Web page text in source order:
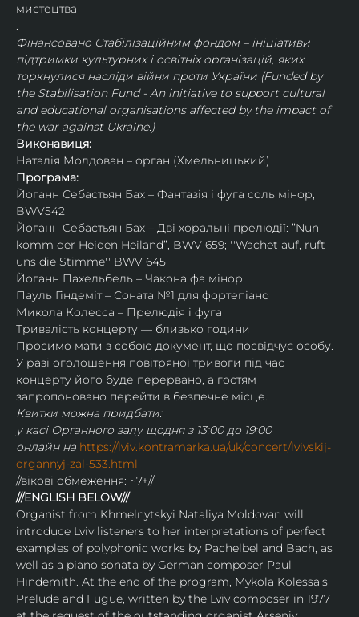
мистецтва
.
Фінансовано Стабілізаційним фондом – ініціативи
підтримки культурних і освітніх організацій, яких
торкнулися насліди війни проти України (Funded by
the Stabilisation Fund - An initiative to support cultural
and educational organisations affected by the impact of
the war against Ukraine.)
Виконавиця:
Наталія Молдован – орган (Хмельницький)
Програма:
Йоганн Себастьян Бах – Фантазія і фуга соль мінор,
BWV542
Йоганн Себастьян Бах – Дві хоральні прелюдії: ”Nun
komm der Heiden Heiland”, ​​BWV 659; ''Wachet auf, ruft
uns die Stimme'' BWV 645
Йоганн Пахельбель – Чакона фа мінор
Пауль Гіндеміт – Соната №1 для фортепіано
Микола Колесса – Прелюдія і фуга
Тривалість концерту — близько години
Просимо мати з собою документ, що посвідчує особу.
У разі оголошення повітряної тривоги під час
концерту його буде перервано, а гостям
запропоновано перейти в безпечне місце.
Квитки можна придбати:
у касі Органного залу щодня з 13:00 до 19:00
онлайн на https://lviv.kontramarka.ua/uk/concert/lvivskij-
organnyj-zal-533.html
//вікові обмеження: ~7+//
///ENGLISH BELOW///
Organist from Khmelnytskyi Nataliya Moldovan will
introduce Lviv listeners to her interpretations of perfect
examples of polyphonic works by Pachelbel and Bach, as
well as a piano sonata by German composer Paul
Hindemith. At the end of the program, Mykola Kolessa's
Prelude and Fugue, written by the Lviv composer in 1977